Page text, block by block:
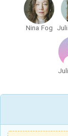
Nina Fog